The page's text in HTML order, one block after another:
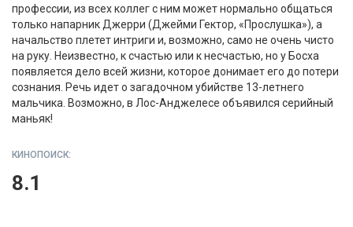
профессии, из всех коллег с ним может нормально общаться
только напарник Джерри (Джейми Гектор, «Прослушка»), а
начальство плетет интриги и, возможно, само не очень чисто
на руку. Неизвестно, к счастью или к несчастью, но у Босха
появляется дело всей жизни, которое донимает его до потери
сознания. Речь идет о загадочном убийстве 13-летнего
мальчика. Возможно, в Лос-Анджелесе объявился серийный
маньяк!
КИНОПОИСК:
8.1